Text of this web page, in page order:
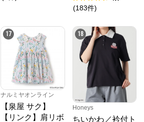
(183件)
17
ナルミヤオンライン
【泉屋 サク】
【リンク】肩リボ
18
Honeys
ちいかわ／衿付ト